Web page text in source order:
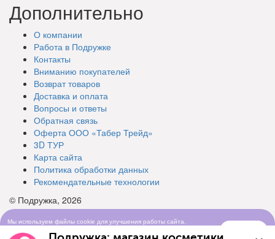
Дополнительно
О компании
Работа в Подружке
Контакты
Вниманию покупателей
Возврат товаров
Доставка и оплата
Вопросы и ответы
Обратная связь
Оферта ООО «Табер Трейд»
3D ТУР
Карта сайта
Политика обработки данных
Рекомендательные технологии
© Подружка, 2026
Мы используем файлы cookie для улучшения работы сайта.